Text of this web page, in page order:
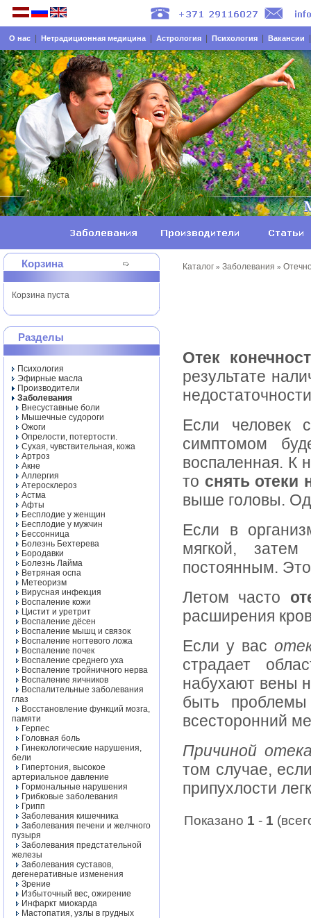
О нас Нетрадиционная медицина Астрология Психология Вакансии
Корзина
Корзина пуста
Разделы
Психология
Эфирные масла
Производители
Заболевания
Внесуставные боли
Мышечные судороги
Ожоги
Опрелости, потертости.
Сухая, чувствительная, кожа
Артроз
Акне
Аллергия
Атеросклероз
Астма
Афты
Бесплодие у женщин
Бесплодие у мужчин
Бессонница
Болезнь Бехтерева
Бородавки
Болезнь Лайма
Ветряная оспа
Метеоризм
Вирусная инфекция
Воспаление кожи
Цистит и уретрит
Воспаление дёсен
Воспаление мышц и связок
Воспаление ногтевого ложа
Воспаление почек
Воспаление среднего уха
Воспаление тройничного нерва
Воспаление яичников
Воспалительные заболевания
глаз
Восстановление функций мозга,
памяти
Герпес
Головная боль
Гинекологические нарушения,
бели
Гипертония, высокое
артериальное давление
Гормональные нарушения
Грибковые заболевания
Грипп
Заболевания кишечника
Заболевания печени и желчного
пузыря
Заболевания предстательной
железы
Заболевания суставов,
дегенеративные изменения
Зрение
Избыточный вес, ожирение
Инфаркт миокарда
Мастопатия, узлы в грудных
Каталог » Заболевания »
Отек
результате
Если человек
симптомом
воспаленная. К
то снять отеки
выше головы.
Если в
мягкой,
постоянным.
Летом часто
расширения
Если у вас
страдает
набухают вены
быть
всесторонний
Причиной
том случае,
припухлости
Показано 1 - 1